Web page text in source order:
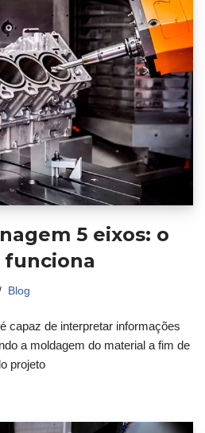
5 eixos: o
funciona
Blog
capaz de interpretar informações
a moldagem do material a fim de
projeto